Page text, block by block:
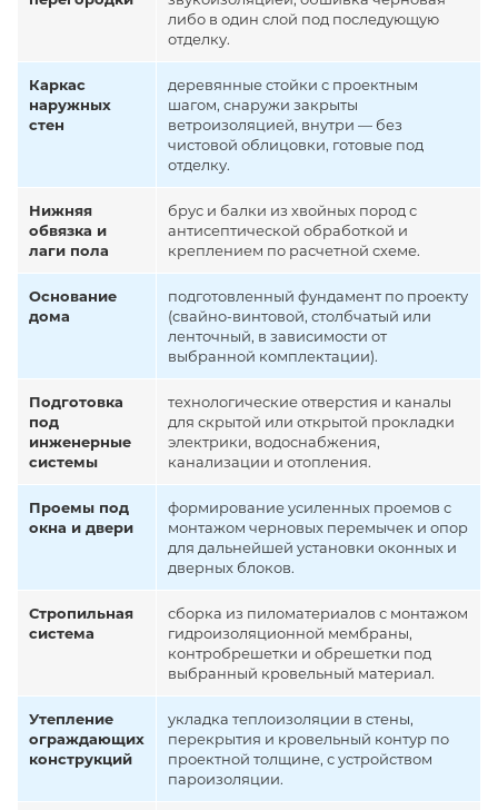
либо в один слой под последующую
отделку.
Каркас
наружных
стен
деревянные стойки с проектным
шагом, снаружи закрыты
ветроизоляцией, внутри — без
чистовой облицовки, готовые под
отделку.
Нижняя
обвязка и
лаги пола
брус и балки из хвойных пород с
антисептической обработкой и
креплением по расчетной схеме.
Основание
дома
подготовленный фундамент по проекту
(свайно-винтовой, столбчатый или
ленточный, в зависимости от
выбранной комплектации).
Подготовка
под
инженерные
системы
технологические отверстия и каналы
для скрытой или открытой прокладки
электрики, водоснабжения,
канализации и отопления.
Проемы под
окна и двери
формирование усиленных проемов с
монтажом черновых перемычек и опор
для дальнейшей установки оконных и
дверных блоков.
Стропильная
система
сборка из пиломатериалов с монтажом
гидроизоляционной мембраны,
контробрешетки и обрешетки под
выбранный кровельный материал.
Утепление
ограждающих
конструкций
укладка теплоизоляции в стены,
перекрытия и кровельный контур по
проектной толщине, с устройством
пароизоляции.